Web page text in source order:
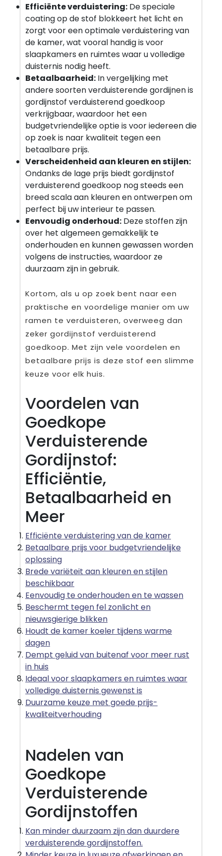
Efficiënte verduistering: De speciale
coating op de stof blokkeert het licht en
zorgt voor een optimale verduistering van
de kamer, wat vooral handig is voor
slaapkamers en ruimtes waar u volledige
duisternis nodig heeft.
Betaalbaarheid: In vergelijking met
andere soorten verduisterende gordijnen is
gordijnstof verduisterend goedkoop
verkrijgbaar, waardoor het een
budgetvriendelijke optie is voor iedereen die
op zoek is naar kwaliteit tegen een
betaalbare prijs.
Verscheidenheid aan kleuren en stijlen:
Ondanks de lage prijs biedt gordijnstof
verduisterend goedkoop nog steeds een
breed scala aan kleuren en ontwerpen om
perfect bij uw interieur te passen.
Eenvoudig onderhoud: Deze stoffen zijn
over het algemeen gemakkelijk te
onderhouden en kunnen gewassen worden
volgens de instructies, waardoor ze
duurzaam zijn in gebruik.
Kortom, als u op zoek bent naar een
praktische en voordelige manier om uw
ramen te verduisteren, overweeg dan
zeker gordijnstof verduisterend
goedkoop. Met zijn vele voordelen en
betaalbare prijs is deze stof een slimme
keuze voor elk huis.
Voordelen van
Goedkope
Verduisterende
Gordijnstof:
Efficiëntie,
Betaalbaarheid en
Meer
Efficiënte verduistering van de kamer
Betaalbare prijs voor budgetvriendelijke
oplossing
Brede variëteit aan kleuren en stijlen
beschikbaar
Eenvoudig te onderhouden en te wassen
Beschermt tegen fel zonlicht en
nieuwsgierige blikken
Houdt de kamer koeler tijdens warme
dagen
Dempt geluid van buitenaf voor meer rust
in huis
Ideaal voor slaapkamers en ruimtes waar
volledige duisternis gewenst is
Duurzame keuze met goede prijs-
kwaliteitverhouding
Nadelen van
Goedkope
Verduisterende
Gordijnstoffen
Kan minder duurzaam zijn dan duurdere
verduisterende gordijnstoffen.